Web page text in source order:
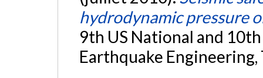
hydrodynamic pressure
9th US National and
Earthquake